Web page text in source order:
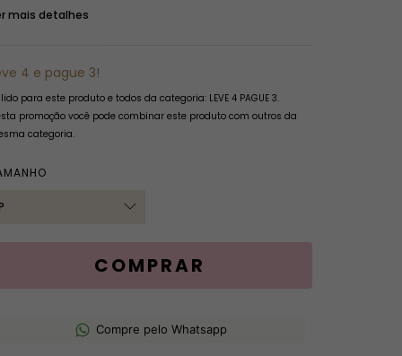
mais detalhes
4 e pague 3!
para este produto e todos da categoria: LEVE 4 PAGUE 3.
promoção você pode combinar este produto com outros da
categoria.
Compre pelo Whatsapp